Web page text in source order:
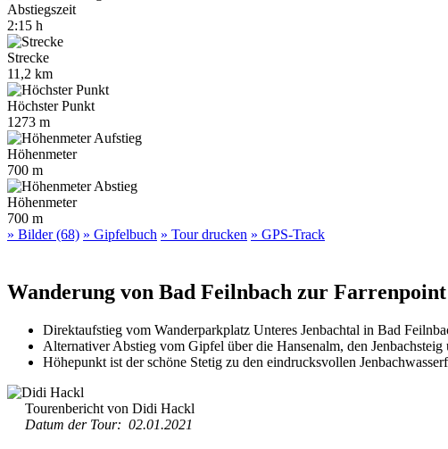
Abstiegszeit
2:15 h
Strecke
11,2 km
Höchster Punkt
1273 m
Höhenmeter
700 m
Höhenmeter
700 m
» Bilder (68) » Gipfelbuch » Tour drucken » GPS-Track
Wanderung von Bad Feilnbach zur
Direktaufstieg vom Wanderparkplatz Unteres Jenbachtal in Bad
Alternativer Abstieg vom Gipfel über die Hansenalm, den Jenbachsteig
Höhepunkt ist der schöne Stetig zu den eindrucksvollen
Tourenbericht von Didi Hackl
Datum der Tour: 02.01.2021